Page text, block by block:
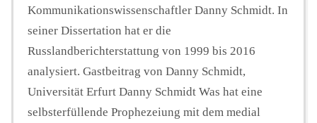
Kommunikationswissenschaftler Danny Schmidt. In
seiner Dissertation hat er die
Russlandberichterstattung von 1999 bis 2016
analysiert. Gastbeitrag von Danny Schmidt,
Universität Erfurt Danny Schmidt Was hat eine
selbsterfüllende Prophezeiung mit dem medial